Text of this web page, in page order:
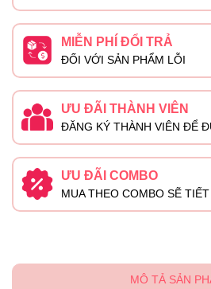
MIỄN PHÍ ĐỔI TRẢ
ĐỐI VỚI SẢN PHẨM LỖI
ƯU ĐÃI THÀNH VIÊN
ĐĂNG KÝ THÀNH VIÊN ĐỂ
ƯU ĐÃI COMBO
MUA THEO COMBO SẼ
MÔ TẢ SẢN